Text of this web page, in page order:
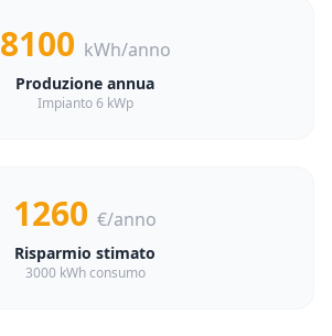
8100 kWh/anno
Produzione annua
Impianto 6 kWp
1260 €/anno
Risparmio stimato
3000 kWh consumo